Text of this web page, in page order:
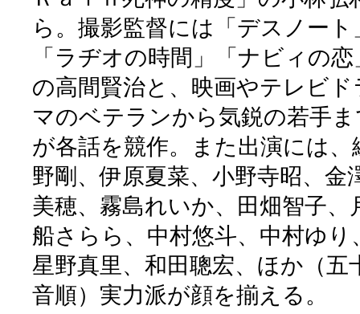
ら。撮影監督には「デスノート
「ラヂオの時間」「ナビィの恋
の高間賢治と、映画やテレビド
マのベテランから気鋭の若手
が各話を競作。また出演には、
野剛、伊原夏菜、小野寺昭、金
美穂、霧島れいか、田畑智子、
船さらら、中村悠斗、中村ゆり
星野真里、和田聰宏、ほか（五
音順）実力派が顔を揃える。